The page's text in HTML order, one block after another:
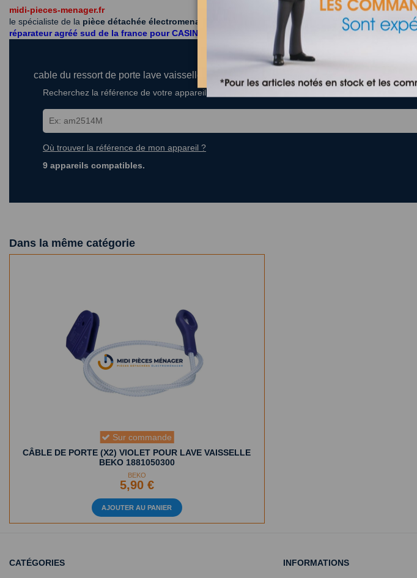
midi-pieces-menager.fr
le spécialiste de la pièce détachée électromenager et accessoire
depuis 1965
réparateur agréé sud de la france pour CASINO - CARREFOUR - CONFORAMA - HYPER U - BUT -
cable du ressort de porte lave vaisselle BEKO 1881050100
Recherchez la référence de votre appareil dans la liste ci-dessous
Où trouver la référence de mon appareil ?
9 appareils compatibles.
Dans la même catégorie
Sur commande
CÂBLE DE PORTE (X2) VIOLET POUR LAVE VAISSELLE
BEKO 1881050300
BEKO
5,90 €
AJOUTER AU PANIER
CATÉGORIES INFORMATIONS